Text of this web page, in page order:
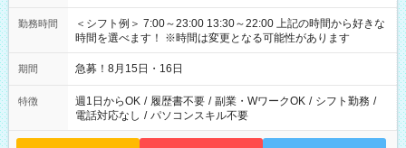
勤務時間
＜シフト例＞ 7:00～23:00 13:30～22:00 上記の時間から好きな
時間を選べます！ ※時間は変更となる可能性があります
期間 急募！8月15日・16日
特徴 週1日からOK / 履歴書不要 / 副業・WワークOK / シフト勤務 /
電話対応なし / パソコンスキル不要